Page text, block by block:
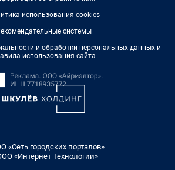
использования cookies
системы
и обработки персональных данных и
использования сайта
«Сеть городских порталов»
«Интернет Технологии»